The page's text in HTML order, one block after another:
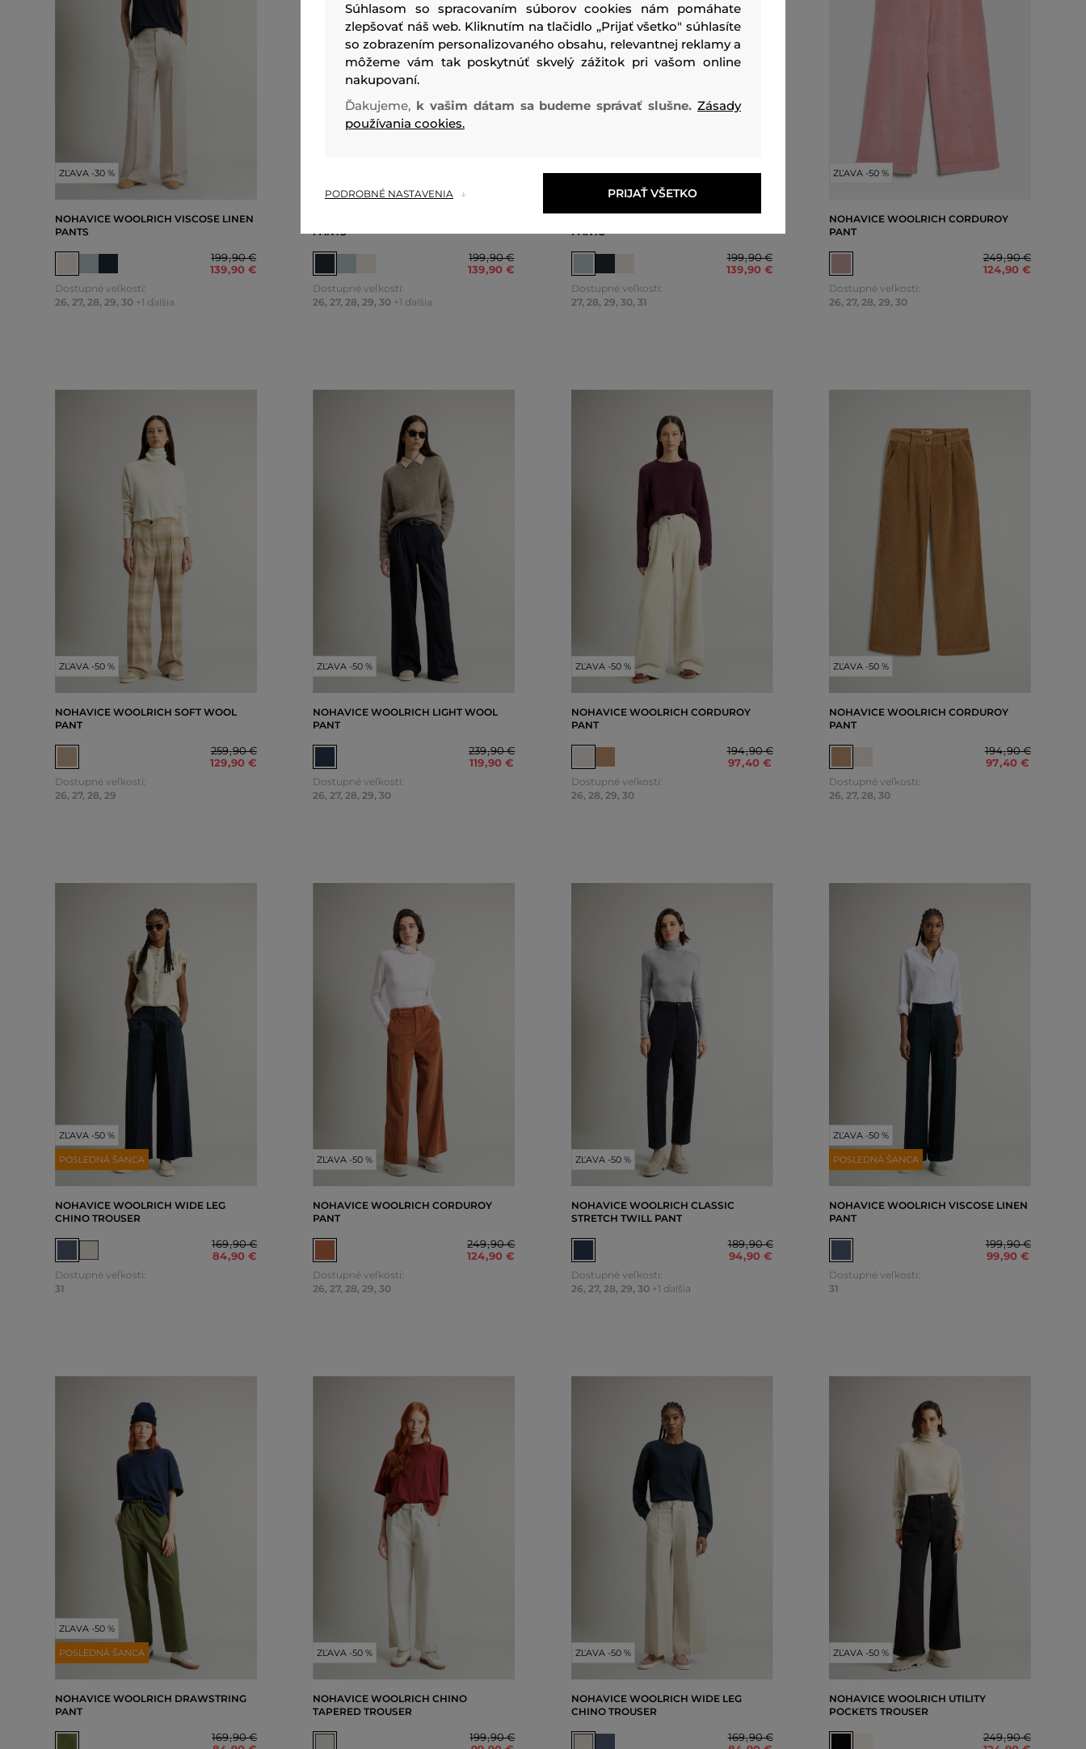
ZĽAVA -30 %
NOHAVICE WOOLRICH VISCOSE LINEN
PANTS
199,90 €
139,90 €
Dostupné veľkosti:
26, 27, 28, 29, 30 +1 ďalšia
PANTS
199,90 €
139,90 €
Dostupné veľkosti:
26, 27, 28, 29, 30 +1 ďalšia
ZĽAVA -30 %
PANTS
199,90 €
139,90 €
Dostupné veľkosti:
27, 28, 29, 30, 31
ZĽAVA -50 %
NOHAVICE WOOLRICH CORDUROY
PANT
249,90 €
124,90 €
Dostupné veľkosti:
26, 27, 28, 29, 30
ZĽAVA -50 %
NOHAVICE WOOLRICH SOFT WOOL
PANT
259,90 €
129,90 €
Dostupné veľkosti:
26, 27, 28, 29
ZĽAVA -50 %
NOHAVICE WOOLRICH LIGHT WOOL
PANT
239,90 €
119,90 €
Dostupné veľkosti:
26, 27, 28, 29, 30
ZĽAVA -50 %
NOHAVICE WOOLRICH CORDUROY
PANT
194,90 €
97,40 €
Dostupné veľkosti:
26, 28, 29, 30
ZĽAVA -50 %
NOHAVICE WOOLRICH CORDUROY
PANT
194,90 €
97,40 €
Dostupné veľkosti:
26, 27, 28, 30
ZĽAVA -50 %
POSLEDNÁ ŠANCA
NOHAVICE WOOLRICH WIDE LEG
CHINO TROUSER
169,90 €
84,90 €
Dostupné veľkosti:
31
ZĽAVA -50 %
NOHAVICE WOOLRICH CORDUROY
PANT
249,90 €
124,90 €
Dostupné veľkosti:
26, 27, 28, 29, 30
ZĽAVA -50 %
NOHAVICE WOOLRICH CLASSIC
STRETCH TWILL PANT
189,90 €
94,90 €
Dostupné veľkosti:
26, 27, 28, 29, 30 +1 ďalšia
ZĽAVA -50 %
POSLEDNÁ ŠANCA
NOHAVICE WOOLRICH VISCOSE LINEN
PANT
199,90 €
99,90 €
Dostupné veľkosti:
31
ZĽAVA -50 %
POSLEDNÁ ŠANCA
NOHAVICE WOOLRICH DRAWSTRING
PANT
169,90 €
ZĽAVA -50 %
NOHAVICE WOOLRICH CHINO
TAPERED TROUSER
199,90 €
ZĽAVA -50 %
NOHAVICE WOOLRICH WIDE LEG
CHINO TROUSER
169,90 €
ZĽAVA -50 %
NOHAVICE WOOLRICH UTILITY
POCKETS TROUSER
249,90 €
Súhlasom so spracovaním súborov cookies nám pomáhate
zlepšovať náš web. Kliknutím na tlačidlo „Prijať všetko" súhlasíte
so zobrazením personalizovaného obsahu, relevantnej reklamy a
môžeme vám tak poskytnúť skvelý zážitok pri vašom online
nakupovaní.
Ďakujeme, k vašim dátam sa budeme správať slušne. Zásady
používania cookies.
PODROBNÉ NASTAVENIA PRIJAŤ VŠETKO